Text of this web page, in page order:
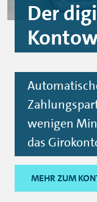
Der
wenigen
das
MEHR ZUM